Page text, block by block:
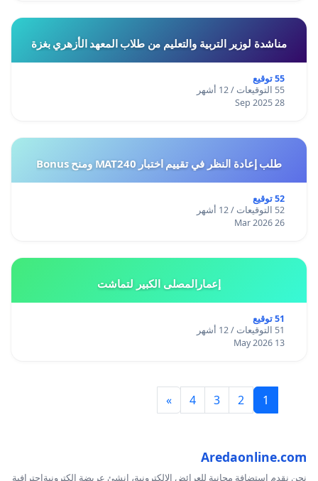
مناشدة لوزير التربية والتعليم من طلاب المعهد الأزهري بغزة
55 توقيع
55 التوقيعات / 12 أشهر
28 Sep 2025
طلب إعادة النظر في تقييم اختبار MAT240 ومنح Bonus
52 توقيع
52 التوقيعات / 12 أشهر
26 Mar 2026
إعمارالمصلى الكبير لتماشت
51 توقيع
51 التوقيعات / 12 أشهر
13 May 2026
1
2
3
4
»
Aredaonline.com
نحن نقدم استضافة مجانية للعرائض الإلكترونية، انشئ عريضة إلكترونيةاحترافية